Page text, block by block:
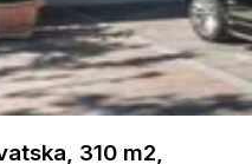
310 m2,